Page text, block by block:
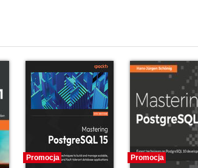
Promocja Promocja